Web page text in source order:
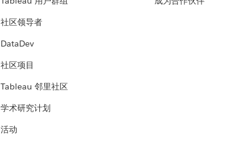
社区领导者
DataDev
社区项目
Tableau 邻里社区
学术研究计划
活动